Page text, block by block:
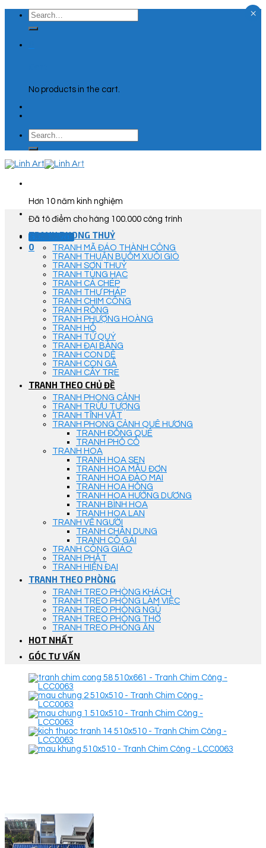
Skip
content
Search
for:
No products in the cart.
Search
for:
Hơn 10 năm kinh nghiệm
Đã tô điểm cho hàng 100.000 công trình
Góc Tư Vấn
0
TRANH PHONG THUỶ
TRANH MÃ ĐÁO THÀNH CÔNG
TRANH THUẬN BUỒM XUÔI GIÓ
TRANH SƠN THUỶ
TRANH TÙNG HẠC
TRANH CÁ CHÉP
TRANH THƯ PHÁP
TRANH CHIM CÔNG
TRANH RỒNG
TRANH PHƯỢNG HOÀNG
TRANH HỔ
TRANH TỨ QUÝ
TRANH ĐẠI BÀNG
TRANH CON DÊ
TRANH CON GÀ
TRANH CÂY TRE
TRANH THEO CHỦ ĐỀ
TRANH PHONG CẢNH
TRANH TRỪU TƯỢNG
TRANH TĨNH VẬT
TRANH PHONG CẢNH QUÊ HƯƠNG
TRANH ĐỒNG QUÊ
TRANH PHỐ CỔ
TRANH HOA
TRANH HOA SEN
TRANH HOA MẪU ĐƠN
TRANH HOA ĐÀO MAI
TRANH HOA HỒNG
TRANH HOA HƯỚNG DƯƠNG
TRANH BÌNH HOA
TRANH HOA LAN
TRANH VẼ NGƯỜI
TRANH CHÂN DUNG
TRANH CÔ GÁI
TRANH CÔNG GIÁO
TRANH PHẬT
TRANH HIỆN ĐẠI
TRANH THEO PHÒNG
TRANH TREO PHÒNG KHÁCH
TRANH TREO PHÒNG LÀM VIỆC
TRANH TREO PHÒNG NGỦ
TRANH TREO PHÒNG THỜ
TRANH TREO PHÒNG ĂN
HOT NHẤT
GÓC TƯ VẤN
×